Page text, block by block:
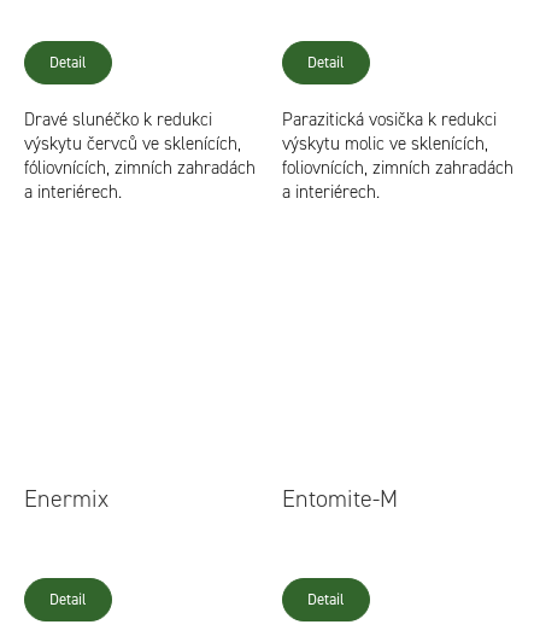
Detail
Dravé slunéčko k redukci
výskytu červců ve sklenících,
fóliovnících, zimních zahradách
a interiérech.
Detail
Parazitická vosička k redukci
výskytu molic ve sklenících,
foliovnících, zimních zahradách
a interiérech.
Enermix
Detail
Entomite-M
Detail